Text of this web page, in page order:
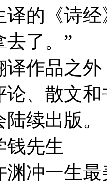
译的《诗
去了。”
译作品之
论、散文
续出版。
钱先生
渊冲一生